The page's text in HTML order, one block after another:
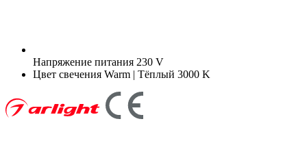
Напряжение питания 230 V
Цвет свечения Warm | Тёплый 3000 K